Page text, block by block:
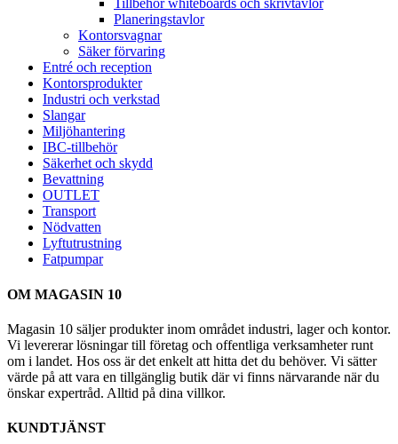
Tillbehör whiteboards och skrivtavlor
Planeringstavlor
Kontorsvagnar
Säker förvaring
Entré och reception
Kontorsprodukter
Industri och verkstad
Slangar
Miljöhantering
IBC-tillbehör
Säkerhet och skydd
Bevattning
OUTLET
Transport
Nödvatten
Lyftutrustning
Fatpumpar
OM MAGASIN 10
Magasin 10 säljer produkter inom området industri, lager och kontor.
Vi levererar lösningar till företag och offentliga verksamheter runt
om i landet. Hos oss är det enkelt att hitta det du behöver. Vi sätter
värde på att vara en tillgänglig butik där vi finns närvarande när du
önskar expertråd. Alltid på dina villkor.
KUNDTJÄNST